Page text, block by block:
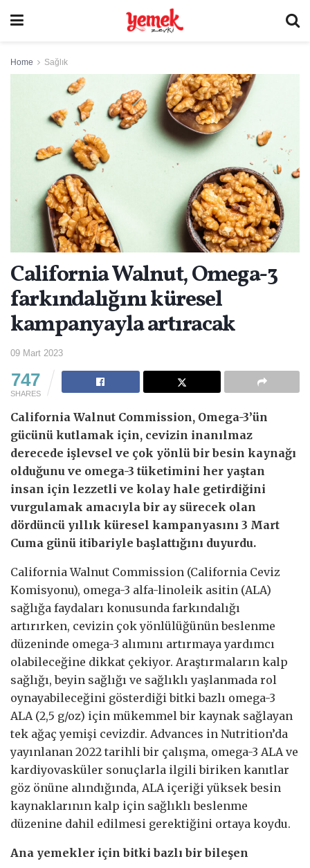
Home Sağlık
California Walnut, Omega-3
farkındalığını küresel
kampanyayla artıracak
09 Mart 2023
747
SHARES
California Walnut Commission, Omega-3’ün
gücünü kutlamak için, cevizin inanılmaz
derecede işlevsel ve çok yönlü bir besin kaynağı
olduğunu ve omega-3 tüketimini her yaştan
insan için lezzetli ve kolay hale getirdiğini
vurgulamak amacıyla bir ay sürecek olan
dördüncü yıllık küresel kampanyasını 3 Mart
Cuma günü itibariyle başlattığını duyurdu.
California Walnut Commission (California Ceviz
Komisyonu), omega-3 alfa-linoleik asitin (ALA)
sağlığa faydaları konusunda farkındalığı
artırırken, cevizin çok yönlülüğünün beslenme
düzeninde omega-3 alımını artırmaya yardımcı
olabileceğine dikkat çekiyor. Araştırmaların kalp
sağlığı, beyin sağlığı ve sağlıklı yaşlanmada rol
oynayabileceğini gösterdiği bitki bazlı omega-3
ALA (2,5 g/oz) için mükemmel bir kaynak sağlayan
tek ağaç yemişi cevizdir. Advances in Nutrition’da
yayınlanan 2022 tarihli bir çalışma, omega-3 ALA ve
kardiyovasküler sonuçlarla ilgili biriken kanıtlar
göz önüne alındığında, ALA içeriği yüksek besin
kaynaklarının kalp için sağlıklı beslenme
düzenine dahil edilmesi gerektiğini ortaya koydu.
Ana yemekler için bitki bazlı bir bileşen